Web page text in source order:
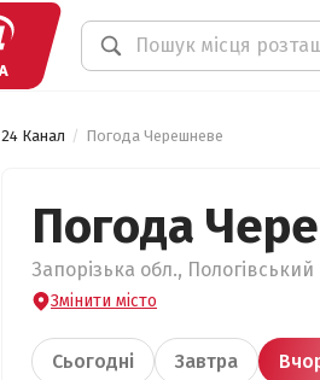
24 Канал Погода Черешневе
Погода
Запорізька обл.,
Змінити місто
Сьогодні Завтра